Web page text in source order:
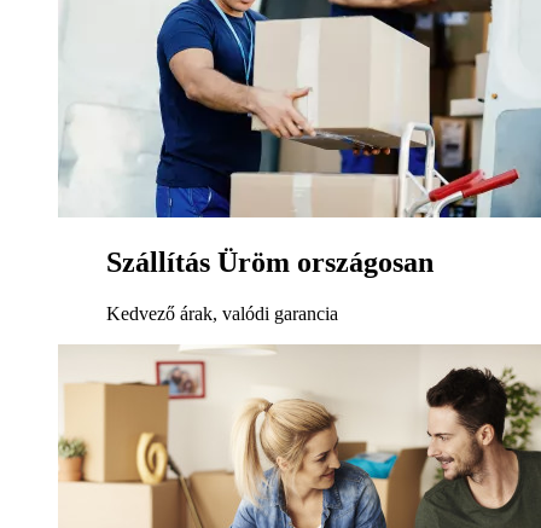
Szállítás Üröm országosan
Kedvező árak, valódi garancia